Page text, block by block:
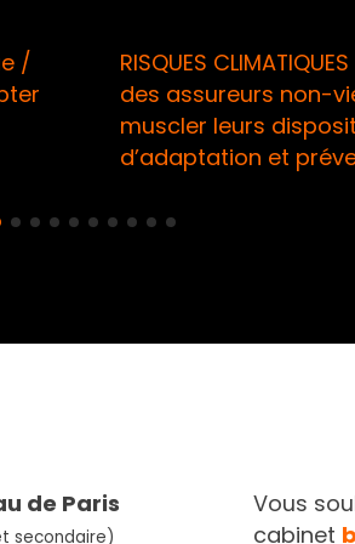
RISQUES CLIMATIQUES /
des assureurs non-vie à
muscler leurs dispositifs
d’adaptation et prévention
de Paris
Vous